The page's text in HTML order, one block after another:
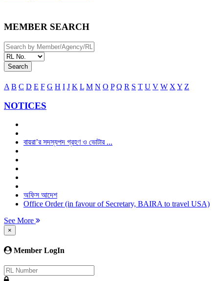
MEMBER SEARCH
Search
A B C D E F G H I J K L M N O P Q R S T U V W X Y Z
NOTICES
বায়রা’র সদস্যপদ গ্রহণ ও ভোটার ...
অফিস আদেশ
Office Order (in favour of Secretary, BAIRA to travel USA)
See More
×
Member LogIn